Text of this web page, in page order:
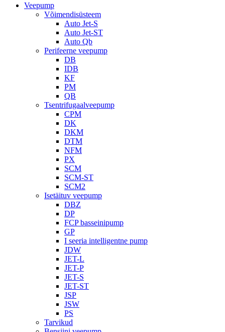
Veepump
Võimendisüsteem
Auto Jet-S
Auto Jet-ST
Auto Qb
Perifeerne veepump
DB
IDB
KF
PM
QB
Tsentrifugaalveepump
CPM
DK
DKM
DTM
NFM
PX
SCM
SCM-ST
SCM2
Isetäituv veepump
DBZ
DP
FCP basseinipump
GP
I seeria intelligentne pump
JDW
JET-L
JET-P
JET-S
JET-ST
JSP
JSW
PS
Tarvikud